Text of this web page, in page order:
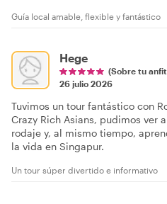
Guía local amable, flexible y fantástico
Hege
(Sobre tu
26 julio 2026
Tuvimos un tour fantástico con
Crazy Rich Asians, pudimos ver
rodaje y, al mismo tiempo,
la vida en Singapur.
Un tour súper divertido e informativo